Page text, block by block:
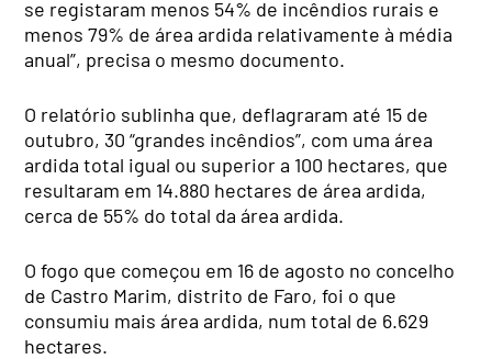
se registaram menos 54% de incêndios rurais e
menos 79% de área ardida relativamente à média
anual”, precisa o mesmo documento.
O relatório sublinha que, deflagraram até 15 de
outubro, 30 “grandes incêndios”, com uma área
ardida total igual ou superior a 100 hectares, que
resultaram em 14.880 hectares de área ardida,
cerca de 55% do total da área ardida.
O fogo que começou em 16 de agosto no concelho
de Castro Marim, distrito de Faro, foi o que
consumiu mais área ardida, num total de 6.629
hectares.